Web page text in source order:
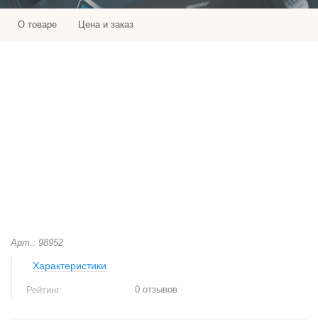
О товаре Цена и заказ
Арт.: 98952
Характеристики
Рейтинг: 0 отзывов